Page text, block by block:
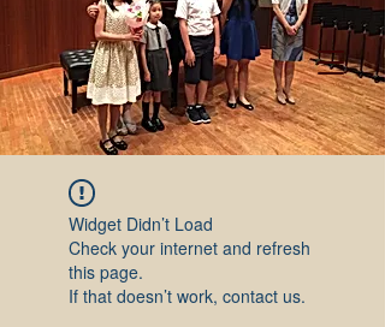
Widget Didn’t Load
Check your internet and refresh
this page.
If that doesn’t work, contact us.